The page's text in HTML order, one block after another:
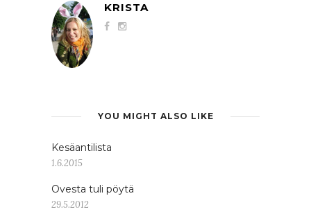
KRISTA
YOU MIGHT ALSO LIKE
Kesäantilista
1.6.2015
Ovesta tuli pöytä
29.5.2012